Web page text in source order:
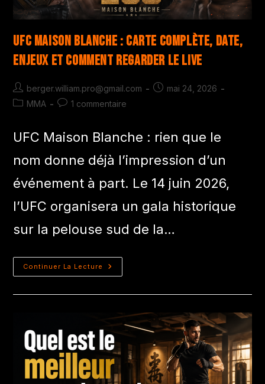
UFC Maison Blanche : carte complète, date,
enjeux et comment regarder le live
berger.william.pro@gmail.com
mai 24, 2026
MMA
1 commentaire
UFC Maison Blanche : rien que le
nom donne déjà l’impression d’un
événement à part. Le 14 juin 2026,
l’UFC organisera un gala historique
sur la pelouse sud de la…
Continuer La Lecture